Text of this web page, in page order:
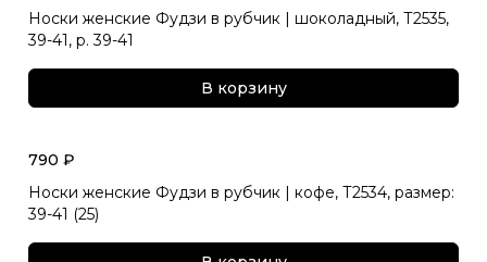
Носки женские Фудзи в рубчик | шоколадный, Т2535,
39-41, р. 39-41
В корзину
790 ₽
Носки женские Фудзи в рубчик | кофе, Т2534, размер:
39-41 (25)